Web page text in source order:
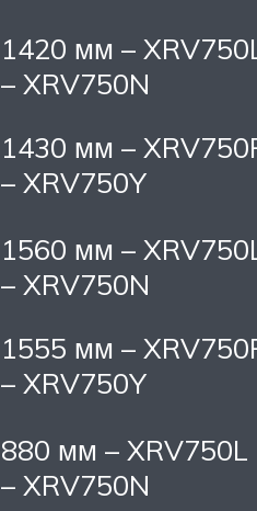
1420 мм –
– XRV750N
1430 мм –
– XRV750Y
1560 мм –
– XRV750N
1555 мм –
– XRV750Y
880 мм – XRV750L
– XRV750N